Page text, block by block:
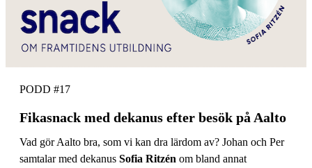
PODD #17
Fikasnack med dekanus efter besök på Aalto
Vad gör Aalto bra, som vi kan dra lärdom av? Johan och Per
samtalar med dekanus Sofia Ritzén om bland annat